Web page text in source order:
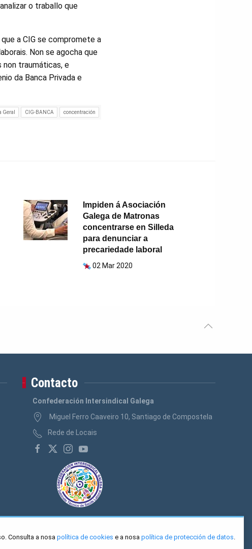
o traballo que
a CIG se compromete a
Non se agocha que
non traumáticas, e
da Banca Privada e
Geral CIG-BANCA concentración
Impiden á Asociación
Galega de Matronas
concentrarse en Silleda
para denunciar a
precariedade laboral
02 Mar 2020
Contacto
Confederación Intersindical Galega
Miguel Ferro Caaveiro 10, Santiago de Compostela
Rede de Locais
Consulta a nosa política de cookies e a nosa política de protección de datos.